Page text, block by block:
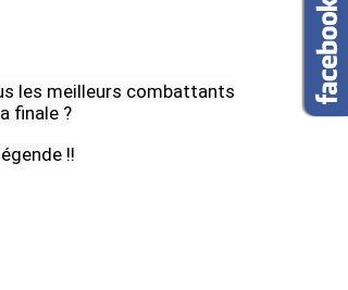
les meilleurs combattants
finale ?
!!